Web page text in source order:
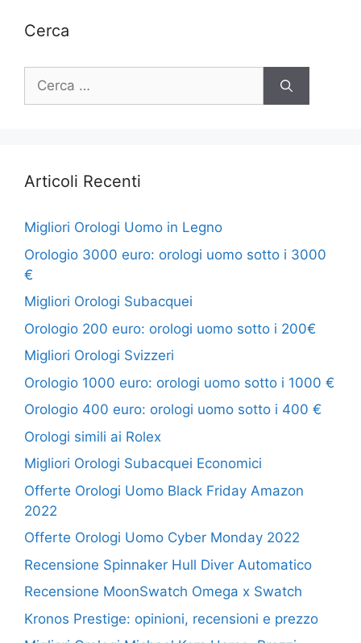
Cerca
Ricerca
Articoli Recenti
Migliori Orologi Uomo in Legno
Orologio 3000 euro: orologi uomo sotto i 3000
€
Migliori Orologi Subacquei
Orologio 200 euro: orologi uomo sotto i 200€
Migliori Orologi Svizzeri
Orologio 1000 euro: orologi uomo sotto i 1000 €
Orologio 400 euro: orologi uomo sotto i 400 €
Orologi simili ai Rolex
Migliori Orologi Subacquei Economici
Offerte Orologi Uomo Black Friday Amazon
2022
Offerte Orologi Uomo Cyber Monday 2022
Recensione Spinnaker Hull Diver Automatico
Recensione MoonSwatch Omega x Swatch
Kronos Prestige: opinioni, recensioni e prezzo